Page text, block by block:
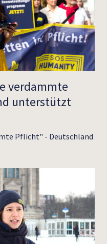
verdammte
unterstützt
Pflicht" - Deutschland